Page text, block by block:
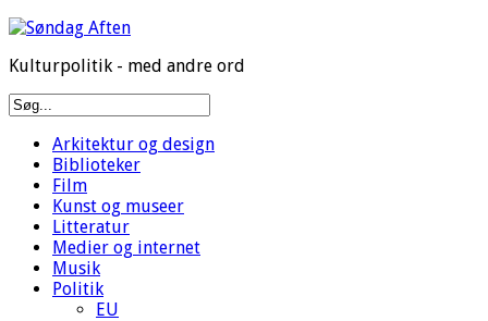
Kulturpolitik - med andre ord
Arkitektur og design
Biblioteker
Film
Kunst og museer
Litteratur
Medier og internet
Musik
Politik
EU